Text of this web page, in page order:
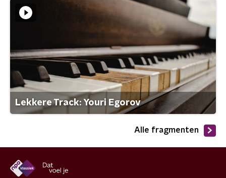
Lekkere Track: Youri Egorov
Alle fragmenten